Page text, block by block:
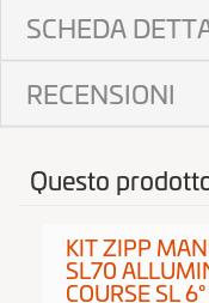
SCHEDA
RECENSIONI
Questo
KIT ZIPP
SL70
COURSE SL